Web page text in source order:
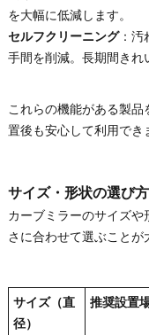
を大幅に低減します。
セルフクリーニング：汚
手間を削減。長期間きれ
これらの機能がある製
置後も安心して利用でき
サイズ・形状の選び
カーブミラーのサイズ
さに合わせて選ぶことが
サイズ（直
径）
推奨設置